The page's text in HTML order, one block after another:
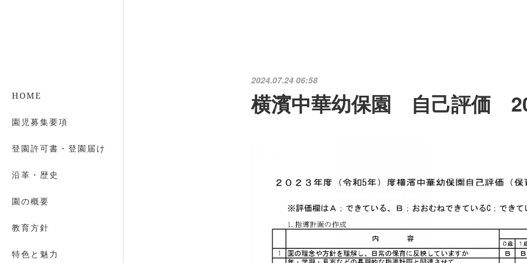
HOME
園児募集要項
登園許可書・登園届け
沿革・歴史
園の概要
教育方針
特色と魅力
2024.07.24 06:58
横濱中華幼保園 自己評価